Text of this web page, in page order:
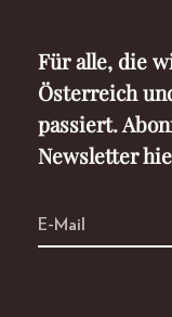
Für alle, die
Österreich
passiert.
Newsletter